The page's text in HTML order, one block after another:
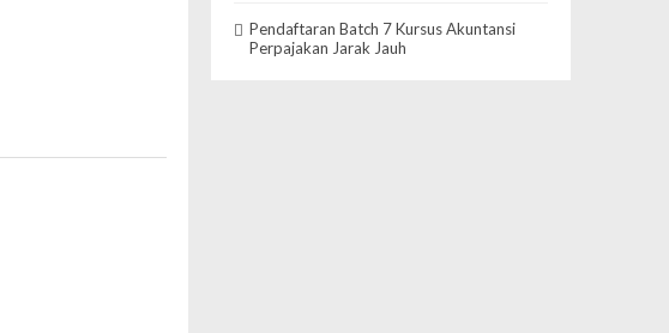
Pendaftaran Batch 7 Kursus Akuntansi
Perpajakan Jarak Jauh